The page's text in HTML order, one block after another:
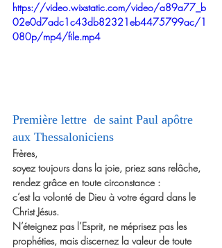
https://video.wixstatic.com/video/a89a77_b
02e0d7adc1c43db82321eb4475799ac/1
080p/mp4/file.mp4
Première lettre  de saint Paul apôtre
aux Thessaloniciens
Frères,
soyez toujours dans la joie, priez sans relâche,
rendez grâce en toute circonstance :
c’est la volonté de Dieu à votre égard dans le
Christ Jésus.
N’éteignez pas l’Esprit, ne méprisez pas les
prophéties, mais discernez la valeur de toute